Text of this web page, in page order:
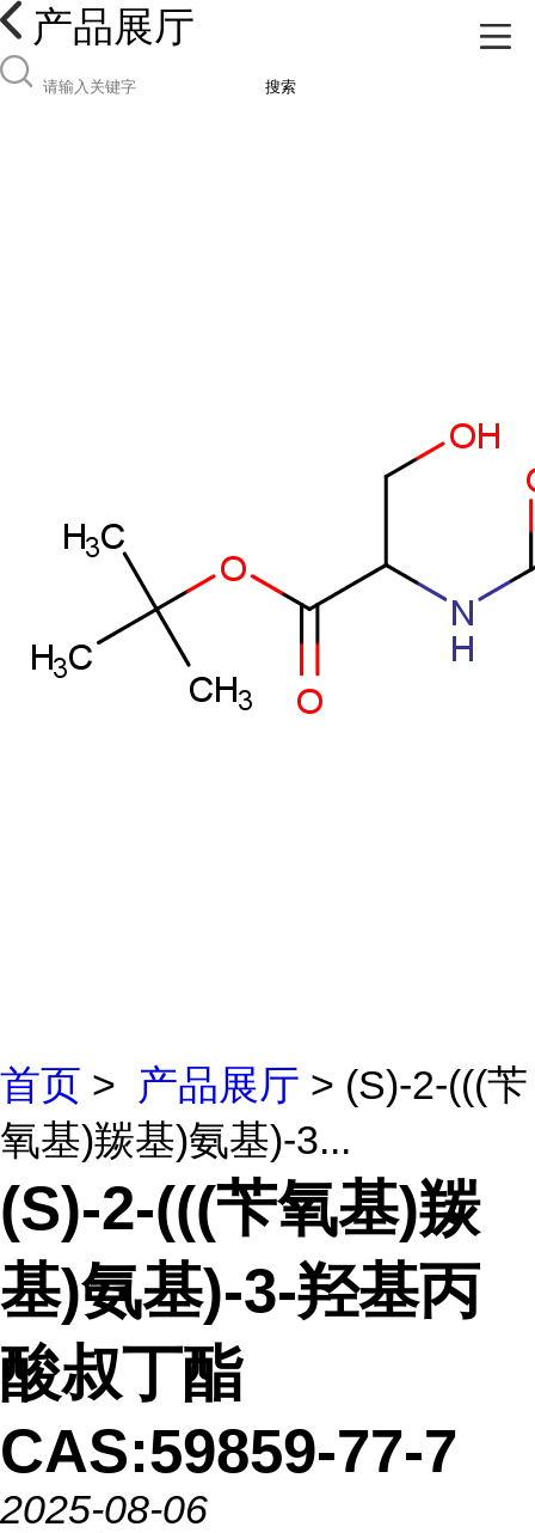
产品展厅
搜索
首页 > 产品展厅 > (S)-2-(((苄
氧基)羰基)氨基)-3...
(S)-2-(((苄氧基)羰
基)氨基)-3-羟基丙
酸叔丁酯
CAS:59859-77-7
2025-08-06